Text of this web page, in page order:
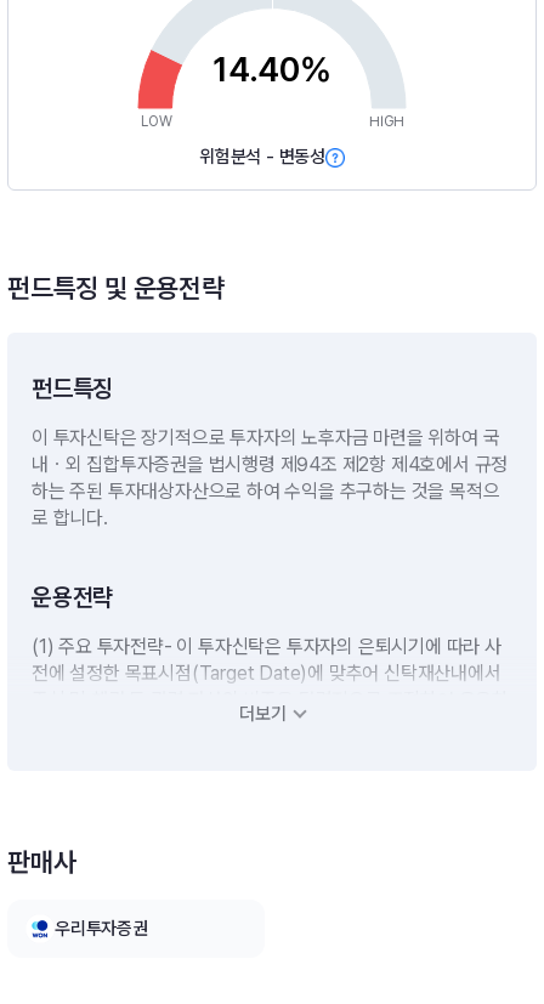
14.40%
LOW HIGH
위험분석 - 변동성
펀드특징 및 운용전략
펀드특징
이 투자신탁은 장기적으로 투자자의 노후자금 마련을 위하여 국
내ㆍ외 집합투자증권을 법시행령 제94조 제2항 제4호에서 규정
하는 주된 투자대상자산으로 하여 수익을 추구하는 것을 목적으
로 합니다.
운용전략
(1) 주요 투자전략- 이 투자신탁은 투자자의 은퇴시기에 따라 사
전에 설정한 목표시점(Target Date)에 맞추어 신탁재산내에서
주식 및 채권 등 관련 자산의 비중을 탄력적으로 조절하여 운용하
는 투자신탁으로서 주로 국내ㆍ외 집합투자증권(ETF)에 분산투
자- 자산별 기대수익률, 인플레이션, 거시경제 등을 고려한 장기
램을 설계하고 시기별 투자자산의 비중을 결정합니다. 장기적으
로 위험대비 수익률이 우수할 것으로 기대되는 자산군에 집중투
더보기
판매사
우리투자증권